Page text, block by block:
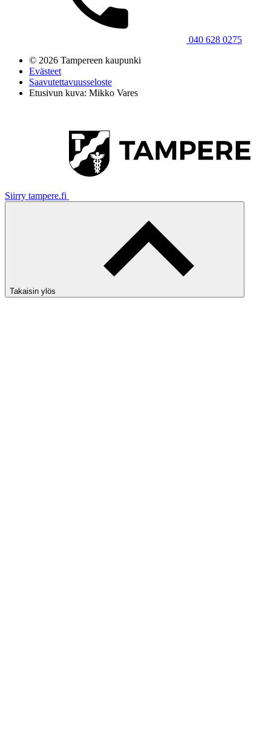
040 628 0275
© 2026 Tampereen kaupunki
Evästeet
Saavutettavuusseloste
Etusivun kuva: Mikko Vares
Siirry tampere.fi
Takaisin ylös